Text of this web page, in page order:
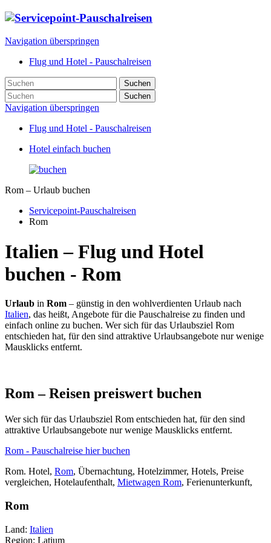
Navigation überspringen
Flug und Hotel - Pauschalreisen
Suchen
Suchen
Navigation überspringen
Flug und Hotel - Pauschalreisen
Hotel einfach buchen
Rom – Urlaub buchen
Servicepoint-Pauschalreisen
Rom
Italien – Flug und Hotel
buchen - Rom
Urlaub in Rom – günstig in den wohlverdienten Urlaub nach
Italien, das heißt, Angebote für die Pauschalreise zu finden und
einfach online zu buchen. Wer sich für das Urlaubsziel Rom
entschieden hat, für den sind attraktive Urlaubsangebote nur wenige
Mausklicks entfernt.
Rom – Reisen preiswert buchen
Wer sich für das Urlaubsziel Rom entschieden hat, für den sind
attraktive Urlaubsangebote nur wenige Mausklicks entfernt.
Rom - Pauschalreise hier buchen
Rom. Hotel, Rom, Übernachtung, Hotelzimmer, Hotels, Preise
vergleichen, Hotelaufenthalt, Mietwagen Rom, Ferienunterkunft,
Rom
Land: Italien
Region: Latium